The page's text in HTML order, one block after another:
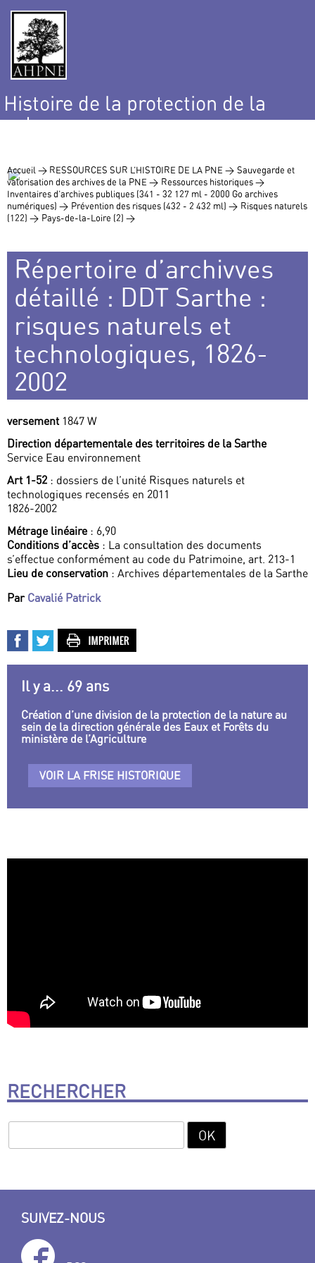
Histoire de la protection de la
nature
Accueil > RESSOURCES SUR L’HISTOIRE DE LA PNE > Sauvegarde et
valorisation des archives de la PNE > Ressources historiques >
Inventaires d’archives publiques (341 - 32 127 ml - 2000 Go archives
numériques) > Prévention des risques (432 - 2 432 ml) > Risques naturels
(122) > Pays-de-la-Loire (2) >
Répertoire d’archivves
détaillé : DDT Sarthe :
risques naturels et
technologiques, 1826-
2002
versement 1847 W
Direction départementale des territoires de la Sarthe
Service Eau environnement
Art 1-52 : dossiers de l’unité Risques naturels et
technologiques recensés en 2011
1826-2002
Métrage linéaire: 6,90
Conditions d’accès : La consultation des documents
s’effectue conformément au code du Patrimoine, art. 213-1
Lieu de conservation : Archives départementales de la Sarthe
Par Cavalié Patrick
Il y a... 69 ans
Création d’une division de la protection de la nature au
sein de la direction générale des Eaux et Forêts du
ministère de l’Agriculture
VOIR LA FRISE HISTORIQUE
RECHERCHER
SUIVEZ-NOUS